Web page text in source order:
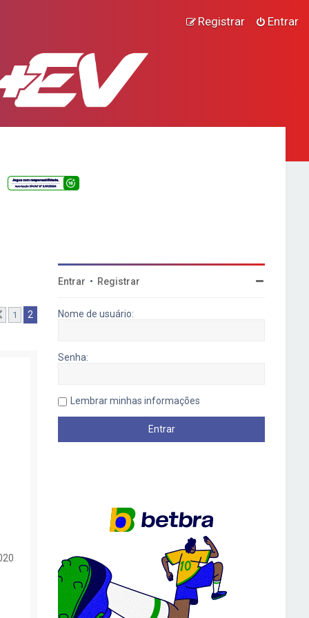
Entrar
Registrar
Anterior
1 2
Entrar • Registrar
Nome de usuário:
Senha:
Lembrar minhas informações